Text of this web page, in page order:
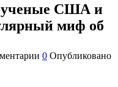
ученые США и
миф об
0 Опубликовано